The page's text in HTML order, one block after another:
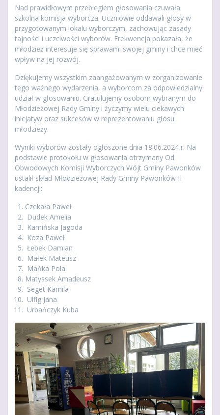
Nad prawidłowym przebiegiem głosowania czuwała
szkolna komisja wyborcza. Uczniowie oddawali głosy w
przygotowanym lokalu wyborczym, zachowując zasady
tajności i uczciwości wyborów. Frekwencja pokazała, że
młodzież interesuje się sprawami swojej gminy i chce mieć
wpływ na jej rozwój.
Dziękujemy wszystkim zaangażowanym w zorganizowanie
tego ważnego wydarzenia, a wyborcom za odpowiedzialny
udział w głosowaniu. Gratulujemy osobom wybranym do
Młodzieżowej Rady Gminy i życzymy wielu ciekawych
inicjatyw oraz sukcesów w reprezentowaniu głosu
młodzieży.
Wyniki wyborów zostały ogłoszone dnia 18.06.2024 r. Na
podstawie protokołu w głosowania otrzymany Od
Obwodowych Komisji Wyborczych Wójt Gminy Pawonków
ustalił skład Młodzieżowej Rady Gminy Pawonków II
kadencji:
Czekała Paweł
⁠ Dudek Amelia
⁠ Kamińska Jagoda
⁠ Koza Paweł
⁠ Łebek Damian
⁠ Małek Mateusz
⁠ Mańka Pola
⁠Matyssek Amadeusz
⁠ Seget Kamila
⁠ Ulfig Jana
⁠ Urbańczyk Kuba